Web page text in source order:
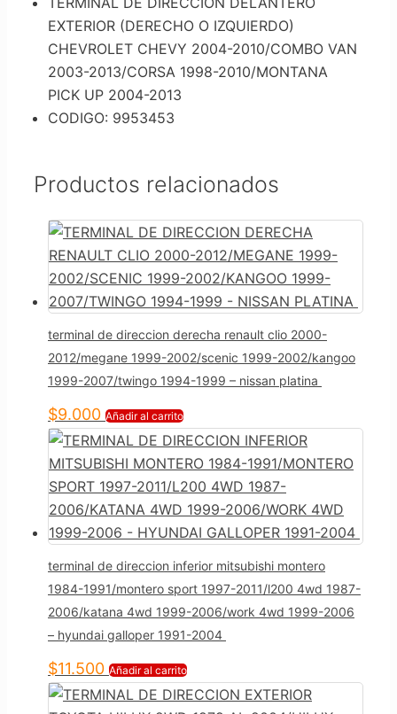
EXTERIOR (DERECHO O IZQUIERDO)
CHEVROLET CHEVY 2004-2010/COMBO VAN
2003-2013/CORSA 1998-2010/MONTANA
PICK UP 2004-2013
CODIGO: 9953453
Productos relacionados
terminal de direccion derecha renault clio 2000-
2012/megane 1999-2002/scenic 1999-2002/kangoo
1999-2007/twingo 1994-1999 – nissan platina
$9.000 Añadir al carrito
terminal de direccion inferior mitsubishi montero
1984-1991/montero sport 1997-2011/l200 4wd 1987-
2006/katana 4wd 1999-2006/work 4wd 1999-2006
– hyundai galloper 1991-2004
$11.500 Añadir al carrito